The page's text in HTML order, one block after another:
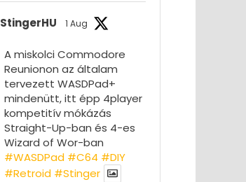
StingerHU 1 Aug
A miskolci Commodore
Reunionon az általam
tervezett WASDPad+
mindenütt, itt épp 4player
kompetitív mókázás
Straight-Up-ban és 4-es
Wizard of Wor-ban
#WASDPad #C64 #DIY
#Retroid #Stinger